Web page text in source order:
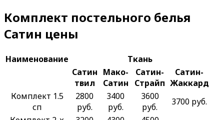
Комплект постельного белья
Сатин цены
Наименование
Ткань
Сатин
твил
Мако-
Сатин
Сатин-
Страйп
Сатин-
Жаккард
Комплект 1.5
сп
2800
руб.
3400
руб.
3600
руб.
3700 руб.